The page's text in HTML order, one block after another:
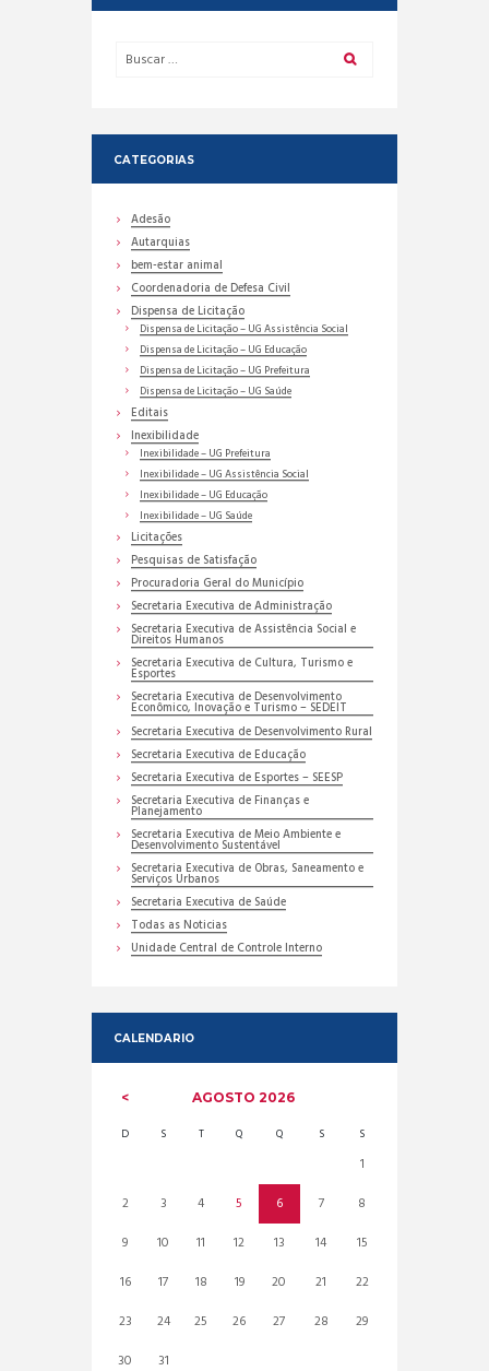
CATEGORIAS
Adesão
Autarquias
bem-estar animal
Coordenadoria de Defesa Civil
Dispensa de Licitação
Dispensa de Licitação – UG Assistência Social
Dispensa de Licitação – UG Educação
Dispensa de Licitação – UG Prefeitura
Dispensa de Licitação – UG Saúde
Editais
Inexibilidade
Inexibilidade – UG Prefeitura
Inexibilidade – UG Assistência Social
Inexibilidade – UG Educação
Inexibilidade – UG Saúde
Licitações
Pesquisas de Satisfação
Procuradoria Geral do Município
Secretaria Executiva de Administração
Secretaria Executiva de Assistência Social e
Direitos Humanos
Secretaria Executiva de Cultura, Turismo e
Esportes
Secretaria Executiva de Desenvolvimento
Econômico, Inovação e Turismo – SEDEIT
Secretaria Executiva de Desenvolvimento Rural
Secretaria Executiva de Educação
Secretaria Executiva de Esportes – SEESP
Secretaria Executiva de Finanças e
Planejamento
Secretaria Executiva de Meio Ambiente e
Desenvolvimento Sustentável
Secretaria Executiva de Obras, Saneamento e
Serviços Urbanos
Secretaria Executiva de Saúde
Todas as Noticias
Unidade Central de Controle Interno
CALENDARIO
AGOSTO2026
D S T Q Q S S
1
2
3 4 5 6 7
8
9
10 11 12 13 14
15
16
17 18 19 20 21
22
23
24 25 26 27 28
29
30
31